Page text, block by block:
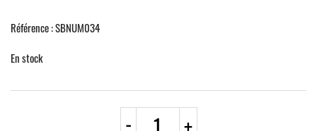
Référence : SBNUM034
En stock
- quantité